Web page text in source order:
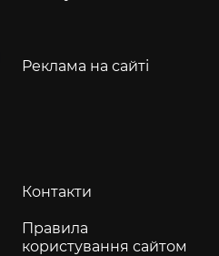
Реклама на сайті
Контакти
Правила
користування сайтом